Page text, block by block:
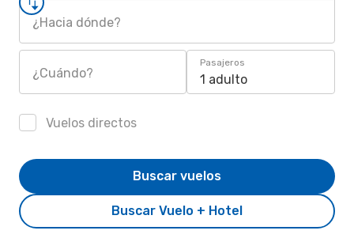
¿Hacia dónde?
¿Cuándo?
Pasajeros
1 adulto
Vuelos directos
Buscar Vuelo + Hotel
Buscar vuelos